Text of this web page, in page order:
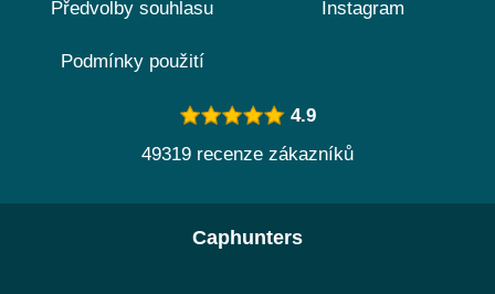
Předvolby souhlasu
Podmínky použití
Instagram
4.9
49319 recenze zákazníků
Caphunters